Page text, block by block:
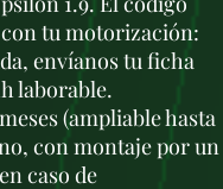
tu motorización:
envíanos tu ficha
laborable.
(ampliable hasta
con montaje por un
caso de